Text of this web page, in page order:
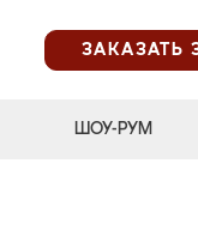
ЗАКАЗАТЬ
ШОУ-РУМ